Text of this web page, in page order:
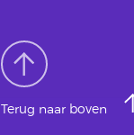
Terug naar boven